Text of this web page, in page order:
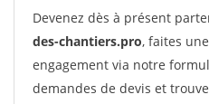
Devenez dès à présent
des-chantiers.pro, faites
engagement via notre
demandes de devis et